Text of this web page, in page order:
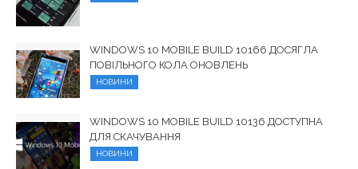
WINDOWS 10 MOBILE BUILD 10166 ДОСЯГЛА
ПОВІЛЬНОГО КОЛА ОНОВЛЕНЬ
НОВИНИ
WINDOWS 10 MOBILE BUILD 10136 ДОСТУПНА
ДЛЯ СКАЧУВАННЯ
НОВИНИ